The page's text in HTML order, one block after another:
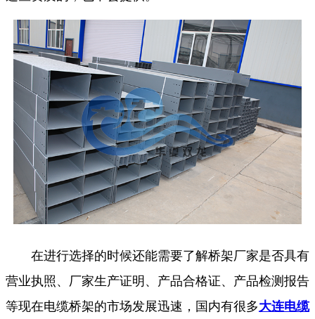
在进行选择的时候还能需要了解桥架厂家是否具有
营业执照、厂家生产证明、产品合格证、产品检测报告
等现在电缆桥架的市场发展迅速，国内有很多大连电缆